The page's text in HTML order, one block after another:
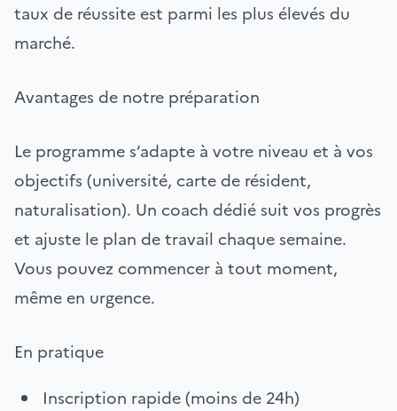
taux de réussite est parmi les plus élevés du
marché.
Avantages de notre préparation
Le programme s’adapte à votre niveau et à vos
objectifs (université, carte de résident,
naturalisation). Un coach dédié suit vos progrès
et ajuste le plan de travail chaque semaine.
Vous pouvez commencer à tout moment,
même en urgence.
En pratique
Inscription rapide (moins de 24h)